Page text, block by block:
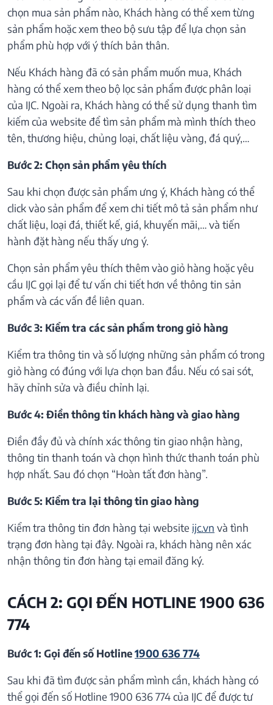
chọn mua sản phẩm nào, Khách hàng có thể xem từng
sản phẩm hoặc xem theo bộ sưu tập để lựa chọn sản
phẩm phù hợp với ý thích bản thân.
Nếu Khách hàng đã có sản phẩm muốn mua, Khách
hàng có thể xem theo bộ lọc sản phẩm được phân loại
của IJC. Ngoài ra, Khách hàng có thể sử dụng thanh tìm
kiếm của website để tìm sản phẩm mà mình thích theo
tên, thương hiệu, chủng loại, chất liệu vàng, đá quý,…
Bước 2: Chọn sản phẩm yêu thích
Sau khi chọn được sản phẩm ưng ý, Khách hàng có thể
click vào sản phẩm để xem chi tiết mô tả sản phẩm như
chất liệu, loại đá, thiết kế, giá, khuyến mãi,… và tiến
hành đặt hàng nếu thấy ưng ý.
Chọn sản phẩm yêu thích thêm vào giỏ hàng hoặc yêu
cầu IJC gọi lại để tư vấn chi tiết hơn về thông tin sản
phẩm và các vấn đề liên quan.
Bước 3: Kiểm tra các sản phẩm trong giỏ hàng
Kiểm tra thông tin và số lượng những sản phẩm có trong
giỏ hàng có đúng với lựa chọn ban đầu. Nếu có sai sót,
hãy chỉnh sửa và điều chỉnh lại.
Bước 4: Điền thông tin khách hàng và giao hàng
Điền đầy đủ và chính xác thông tin giao nhận hàng,
thông tin thanh toán và chọn hình thức thanh toán phù
hợp nhất. Sau đó chọn “Hoàn tất đơn hàng”.
Bước 5: Kiểm tra lại thông tin giao hàng
Kiểm tra thông tin đơn hàng tại website ijc.vn và tình
trạng đơn hàng tại đây. Ngoài ra, khách hàng nên xác
nhận thông tin đơn hàng tại email đăng ký.
CÁCH 2: GỌI ĐẾN HOTLINE 1900 636
774
Bước 1: Gọi đến số Hotline1900 636 774
Sau khi đã tìm được sản phẩm mình cần, khách hàng có
thể gọi đến số Hotline 1900 636 774 của IJC để được tư